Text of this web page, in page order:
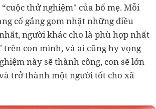
thử nghiệm" của bố mẹ. Mỗi
cố gắng gom nhặt những điều
người khác cho là phù hợp nhất
trên con mình, và ai cũng hy vọng
này sẽ thành công, con sẽ lớn
trở thành một người tốt cho xã